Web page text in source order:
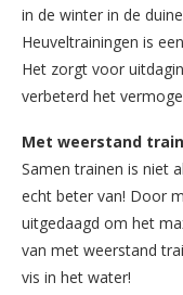
in de winter in de
Heuveltrainingen is
Het zorgt voor
verbeterd het
Met weerstand
Samen trainen is niet
echt beter van! Door
uitgedaagd om het
van met weerstand
vis in het water!